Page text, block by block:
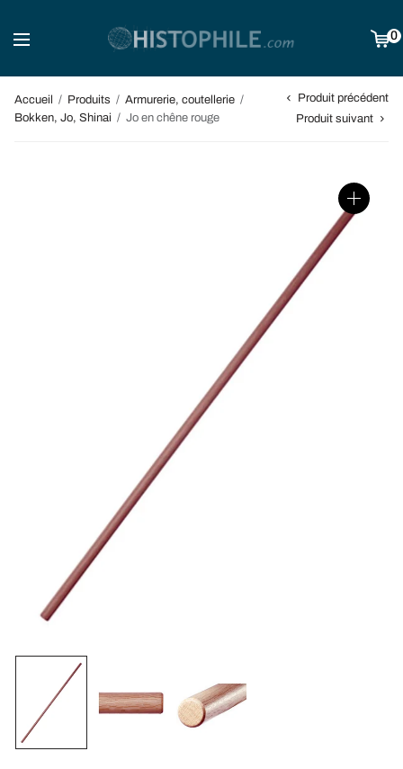
0
Accueil / Produits / Armurerie, coutellerie /
Bokken, Jo, Shinai / Jo en chêne rouge
Produit précédent
Produit suivant